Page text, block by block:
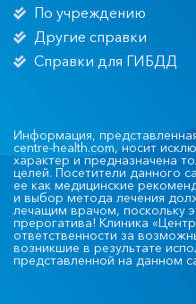
По учреждению
Другие справки
Справки для ГИБДД
Информация,
centre-health.com, носит
характер и предназначена
целей. Посетители данного
ее как медицинские
и выбор метода лечения
лечащим врачом, поскольку
прерогатива! Клиника
ответственности за
возникшие в результате
представленной на данном